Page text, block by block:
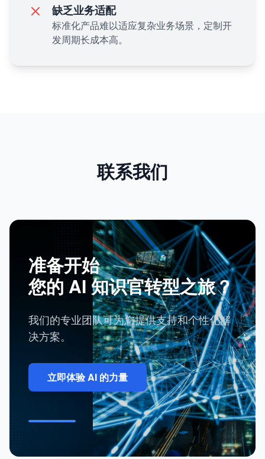
缺乏业务适配
标准化产品难以适应复杂业务场景，定制开
发周期长成本高。
联系我们
准备开始
您的 AI 知识官转型之旅？
我们的专业团队可为您提供支持和个性化解
决方案。
立即体验 AI 的力量